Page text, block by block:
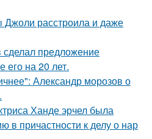
расстроила и даже
предложение
его на 20 лет.
Александр морозов о
Ханде эрчел была
в причастности к делу о нар